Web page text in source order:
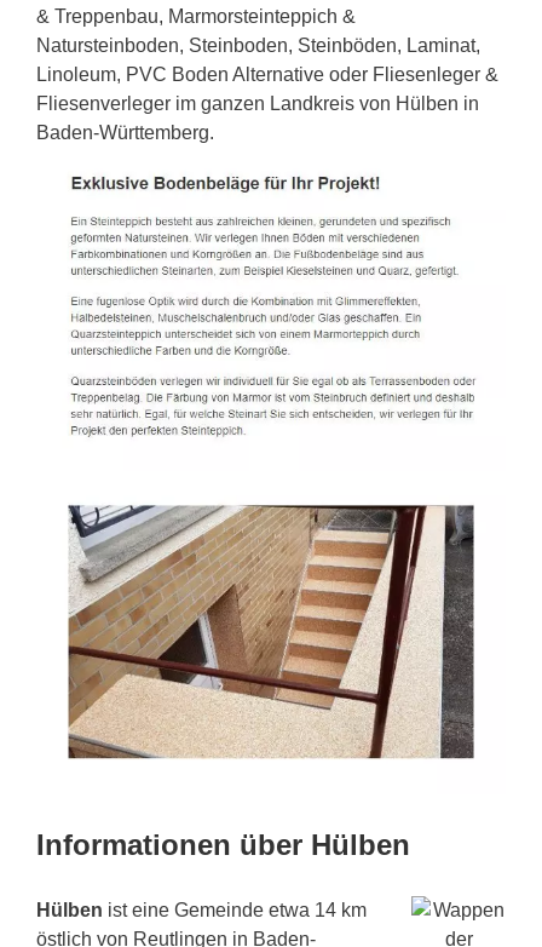
& Treppenbau, Marmorsteinteppich &
Natursteinboden, Steinboden, Steinböden, Laminat,
Linoleum, PVC Boden Alternative oder Fliesenleger &
Fliesenverleger im ganzen Landkreis von Hülben in
Baden-Württemberg.
Informationen über Hülben
Hülben ist eine Gemeinde etwa 14 km
östlich von Reutlingen in Baden-